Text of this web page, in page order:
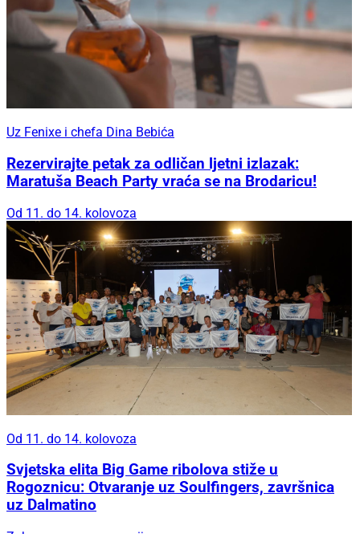
Uz Fenixe i chefa Dina Bebića
Rezervirajte petak za odličan ljetni izlazak:
Maratuša Beach Party vraća se na Brodaricu!
Od 11. do 14. kolovoza
Od 11. do 14. kolovoza
Svjetska elita Big Game ribolova stiže u
Rogoznicu: Otvaranje uz Soulfingers, završnica
uz Dalmatino